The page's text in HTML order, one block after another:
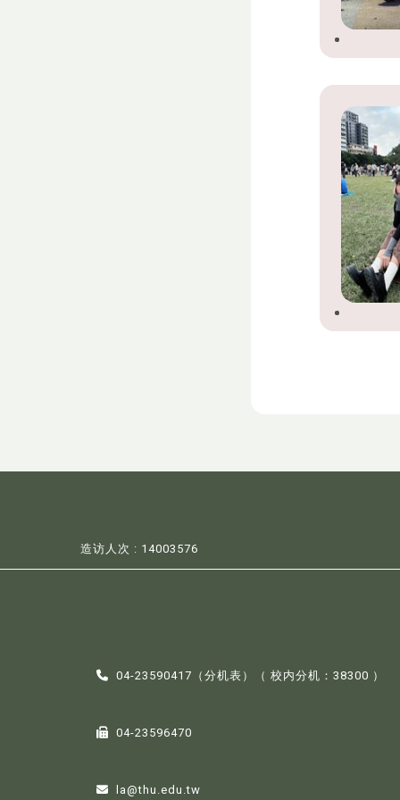
造访人次 : 14003576
04-23590417（分机表 ）（ 校内分机：38300 ）
04-23596470
la@thu.edu.tw